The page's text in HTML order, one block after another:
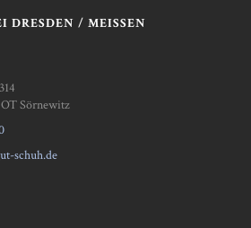
DRESDEN / MEISSEN
Sörnewitz
schuh.de